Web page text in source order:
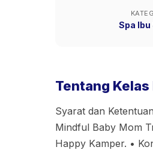
Spa Ibu
Tentang Kelas
Syarat dan
Mindful Baby Mom
Happy Kamper. •⁠